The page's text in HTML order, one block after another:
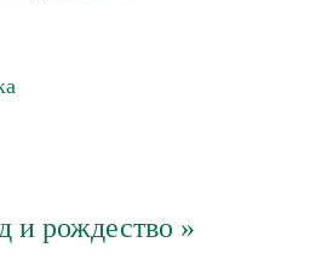
и рождество »